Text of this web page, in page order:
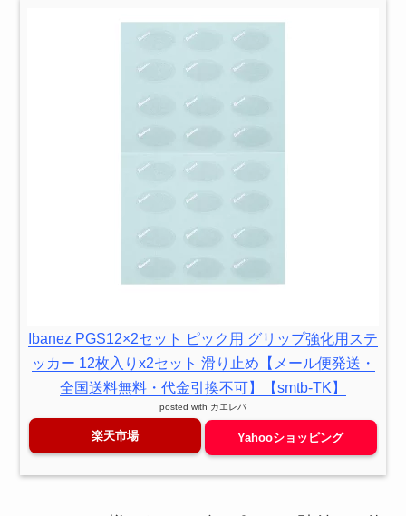
Ibanez PGS12×2セット ピック用 グリップ強化用ステ
ッカー 12枚入りx2セット 滑り止め【メール便発送・
全国送料無料・代金引換不可】【smtb-TK】
posted with カエレバ
楽天市場 Yahooショッピング